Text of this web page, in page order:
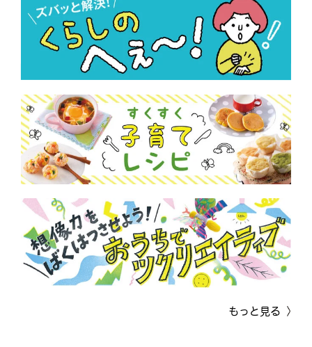
もっと見る